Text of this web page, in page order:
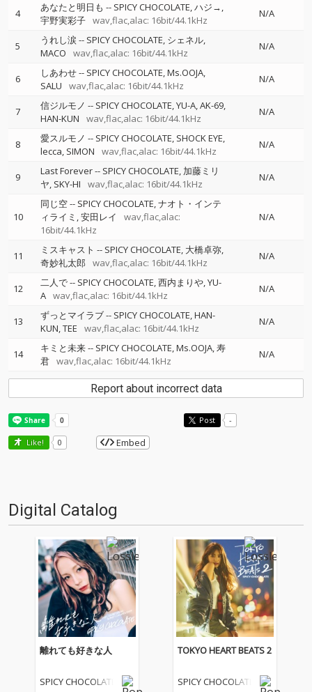
4 あなたと明日も -- SPICY CHOCOLATE ハジ→
宇野実彩子 wav,flac,alac: 16bit/44.1kHz
N/A
5 うれし涙 -- SPICY CHOCOLATE シェネル
MACO
wav,flac,alac: 16bit/44.1kHz
N/A
6 しあわせ-- SPICY CHOCOLATE Ms.OOJA
SALU
wav,flac,alac: 16bit/44.1kHz
N/A
7 信ジルモノ -- SPICY CHOCOLATE YU-A AK-69
HAN-KUN
wav,flac,alac: 16bit/44.1kHz
N/A
8 愛スルモノ -- SPICY CHOCOLATE SHOCK EYE
lecca SIMON wav,flac,alac: 16bit/44.1kHz
N/A
9 Last Forever-- SPICY CHOCOLATE 加藤ミリ
ヤ SKY-HI wav,flac,alac: 16bit/44.1kHz
N/A
10
同じ空-- SPICY CHOCOLATE ナオト・インテ
ィライミ 安田レイ
wav,flac,alac:
16bit/44.1kHz
N/A
11 ミスキャスト -- SPICY CHOCOLATE 大橋卓弥
奇妙礼太郎
wav,flac,alac: 16bit/44.1kHz
N/A
12 二人で-- SPICY CHOCOLATE 西内まりや YU-
A wav,flac,alac: 16bit/44.1kHz
N/A
13 ずっとマイラブ-- SPICY CHOCOLATE HAN-
KUN TEE wav,flac,alac: 16bit/44.1kHz
N/A
14 キミと未来-- SPICY CHOCOLATE Ms.OOJA 寿
君 wav,flac,alac: 16bit/44.1kHz
N/A
Report about incorrect data
Post -
Like! 0 Embed
Digital Catalog
離れても好きな人
SPICY CHOCOLATE
TOKYO HEART BEATS 2
SPICY CHOCOLATE